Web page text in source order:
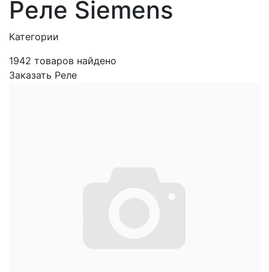
Реле Siemens
Категории
1942 товаров найдено
Заказать Реле